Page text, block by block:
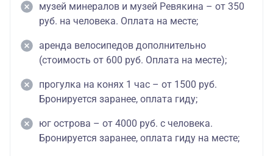
музей минералов и музей Ревякина – от 350
руб. на человека. Оплата на месте;
аренда велосипедов дополнительно
(стоимость от 600 руб. Оплата на месте);
прогулка на конях 1 час – от 1500 руб.
Бронируется заранее, оплата гиду;
юг острова – от 4000 руб. с человека.
Бронируется заранее, оплата гиду на месте;